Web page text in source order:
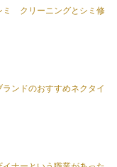
ミ クリーニングとシミ修
ンドのおすすめネクタイ